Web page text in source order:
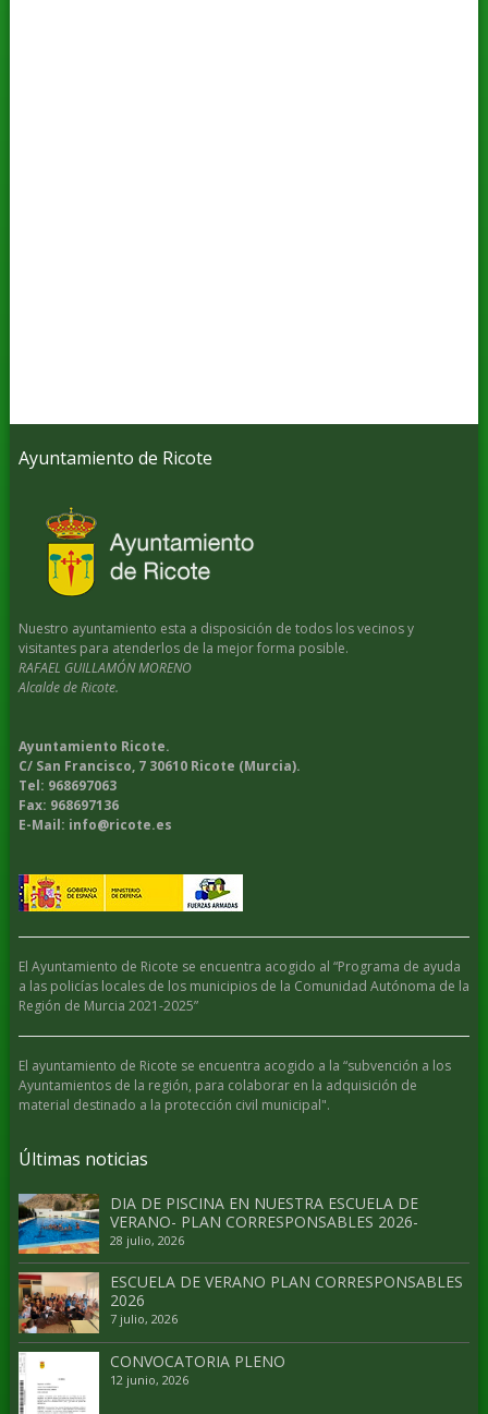
Ayuntamiento de Ricote
Nuestro ayuntamiento esta a disposición de todos los vecinos y
visitantes para atenderlos de la mejor forma posible.
RAFAEL GUILLAMÓN MORENO
Alcalde de Ricote.
Ayuntamiento Ricote.
C/ San Francisco, 7 30610 Ricote (Murcia).
Tel: 968697063
Fax: 968697136
E-Mail: info@ricote.es
El Ayuntamiento de Ricote se encuentra acogido al “Programa de ayuda
a las policías locales de los municipios de la Comunidad Autónoma de la
Región de Murcia 2021-2025”
El ayuntamiento de Ricote se encuentra acogido a la “subvención a los
Ayuntamientos de la región, para colaborar en la adquisición de
material destinado a la protección civil municipal".
Últimas noticias
DIA DE PISCINA EN NUESTRA ESCUELA DE
VERANO- PLAN CORRESPONSABLES 2026-
28 julio, 2026
ESCUELA DE VERANO PLAN CORRESPONSABLES
2026
7 julio, 2026
CONVOCATORIA PLENO
12 junio, 2026